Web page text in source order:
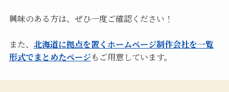
興味のある方は、ぜひ一度ご確認ください！
また、 北海道に拠点を置くホームページ制作会社を一覧
形式でまとめたページもご用意しています。